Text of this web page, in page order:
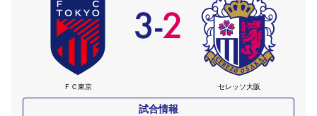
ＦＣ東京
3-2
セレッソ大阪
試合情報